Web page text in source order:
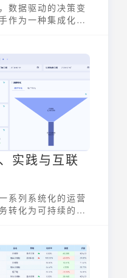
数据驱动的决策变
作为一种集成化的
据助手的功能、应
务需求的工具。
实践与互联
系列系统化的运营
转化为可持续的收
于企业发展至关重
实现长期增长和盈